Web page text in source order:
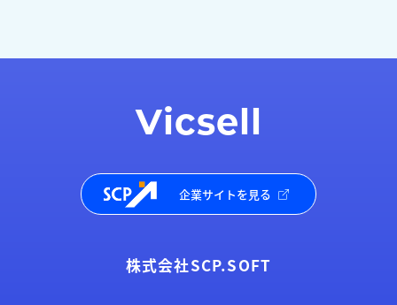
Vicsell
企業サイトを見る
株式会社SCP.SOFT